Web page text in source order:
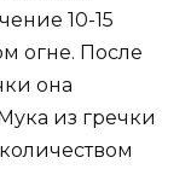
10-15
огне. После
она
из гречки